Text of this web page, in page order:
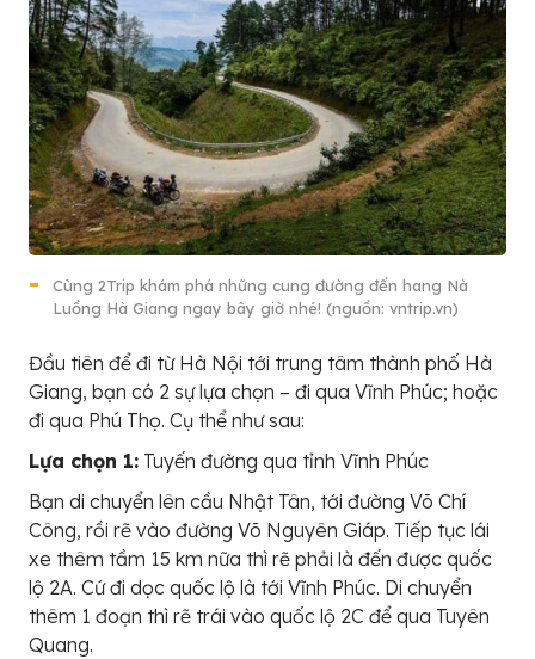
Cùng 2Trip khám phá những cung đường đến hang Nà
Luồng Hà Giang ngay bây giờ nhé! (nguồn: vntrip.vn)
Đầu tiên để đi từ Hà Nội tới trung tâm thành phố Hà
Giang, bạn có 2 sự lựa chọn – đi qua Vĩnh Phúc; hoặc
đi qua Phú Thọ. Cụ thể như sau:
Lựa chọn 1: Tuyến đường qua tỉnh Vĩnh Phúc
Bạn di chuyển lên cầu Nhật Tân, tới đường Võ Chí
Công, rồi rẽ vào đường Võ Nguyên Giáp. Tiếp tục lái
xe thêm tầm 15 km nữa thì rẽ phải là đến được quốc
lộ 2A. Cứ đi dọc quốc lộ là tới Vĩnh Phúc. Di chuyển
thêm 1 đoạn thì rẽ trái vào quốc lộ 2C để qua Tuyên
Quang.